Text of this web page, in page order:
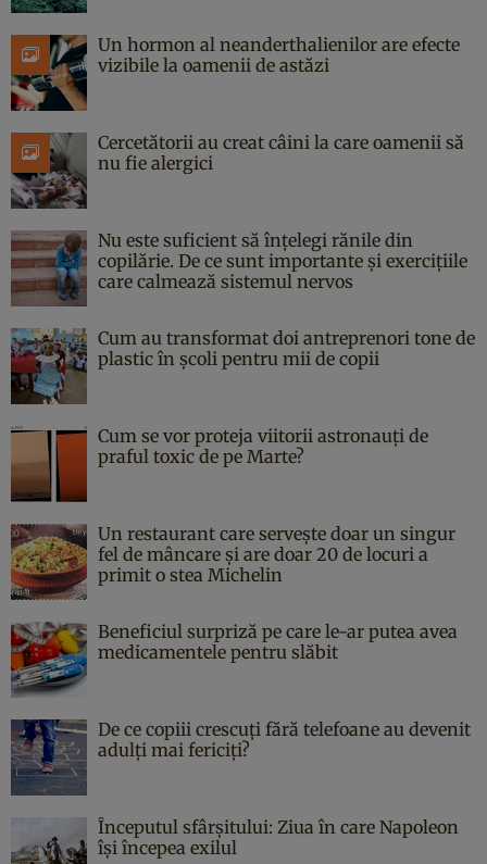
Un hormon al neanderthalienilor are efecte
vizibile la oamenii de astăzi
Cercetătorii au creat câini la care oamenii să
nu fie alergici
Nu este suficient să înțelegi rănile din
copilărie. De ce sunt importante și exercițiile
care calmează sistemul nervos
Cum au transformat doi antreprenori tone de
plastic în școli pentru mii de copii
Cum se vor proteja viitorii astronauți de
praful toxic de pe Marte?
Un restaurant care servește doar un singur
fel de mâncare și are doar 20 de locuri a
primit o stea Michelin
Beneficiul surpriză pe care le-ar putea avea
medicamentele pentru slăbit
De ce copiii crescuți fără telefoane au devenit
adulți mai fericiți?
Începutul sfârşitului: Ziua în care Napoleon
îşi începea exilul